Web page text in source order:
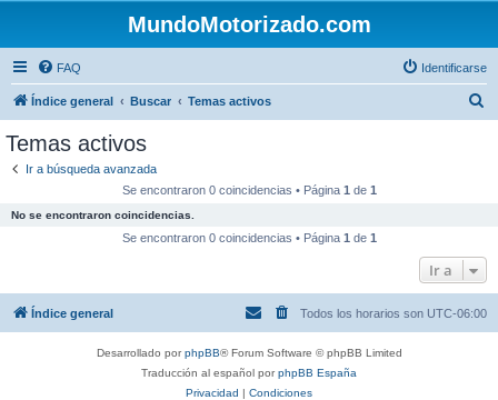
MundoMotorizado.com
FAQ Identificarse
Índice general Buscar Temas activos
Temas activos
Ir a búsqueda avanzada
Se encontraron 0 coincidencias • Página 1 de 1
No se encontraron coincidencias.
Se encontraron 0 coincidencias • Página 1 de 1
Ir a
Índice general Todos los horarios son UTC-06:00
Desarrollado porphpBB® Forum Software © phpBB Limited
Traducción al español porphpBB España
Privacidad | Condiciones